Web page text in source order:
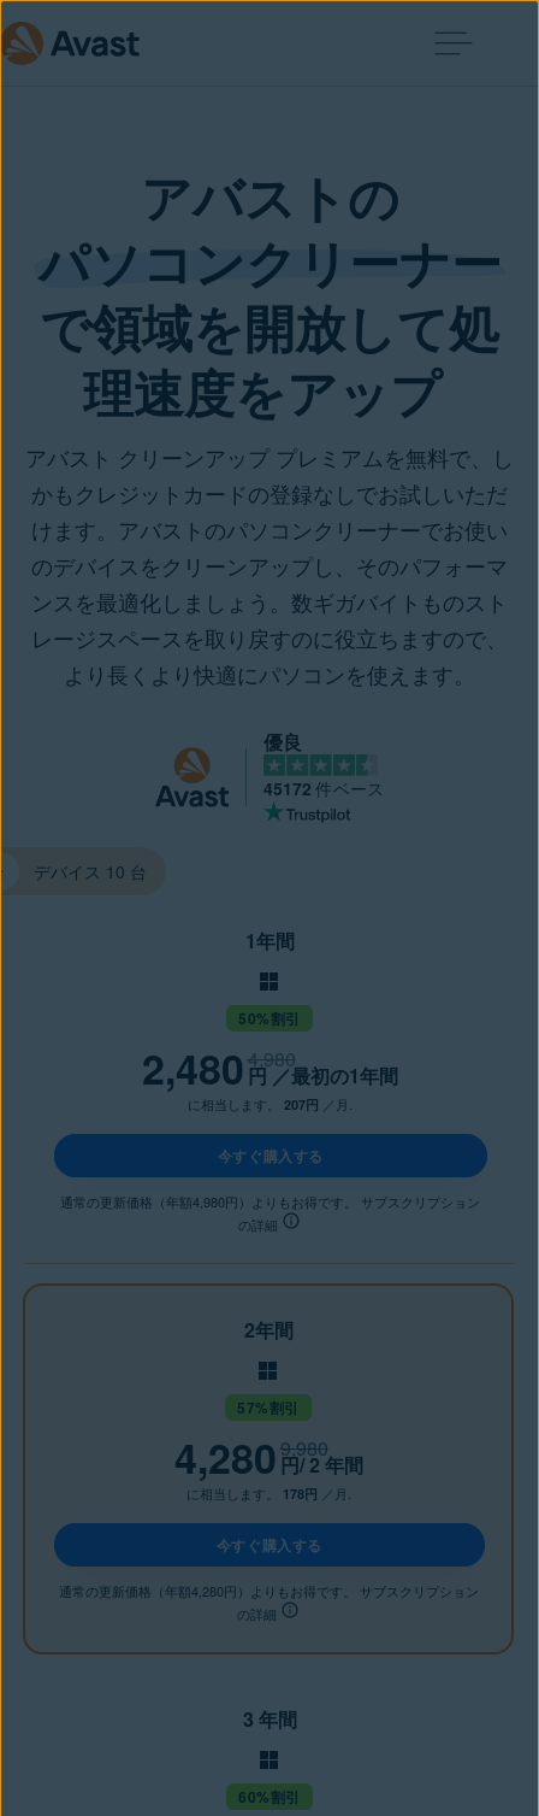
アバストの
パソコンクリーナー
で領域を開放して処
理速度をアップ
アバスト クリーンアップ プレミアムを無料で、し
かもクレジットカードの登録なしでお試しいただ
けます。アバストのパソコンクリーナーでお使い
のデバイスをクリーンアップし、そのパフォーマ
ンスを最適化しましょう。数ギガバイトものスト
レージスペースを取り戻すのに役立ちますので、
より長くより快適にパソコンを使えます。
優良
45172 件ベース
デバイス 10 台
1年間
50%割引
2,4804,980
円／最初の1年間
に相当します。 207円 ／月.
今すぐ購入する
通常の更新価格（年額4,980円）よりもお得です。 サブスクリプション
の詳細
2年間
57%割引
4,2809,980
円/ 2 年間
に相当します。 178円 ／月.
今すぐ購入する
通常の更新価格（年額4,280円）よりもお得です。 サブスクリプション
の詳細
3 年間
60%割引